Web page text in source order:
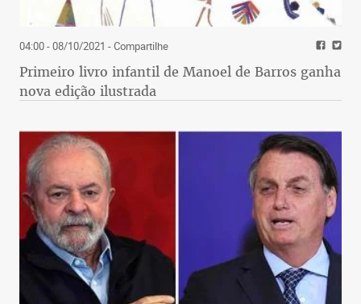
04:00 - 08/10/2021 - Compartilhe
Primeiro livro infantil de Manoel de Barros ganha
nova edição ilustrada